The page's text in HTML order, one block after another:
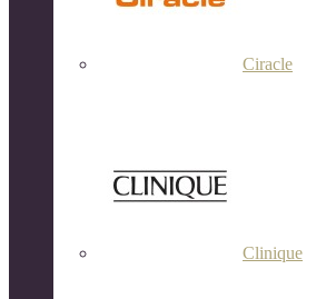
Ciracle
Clinique